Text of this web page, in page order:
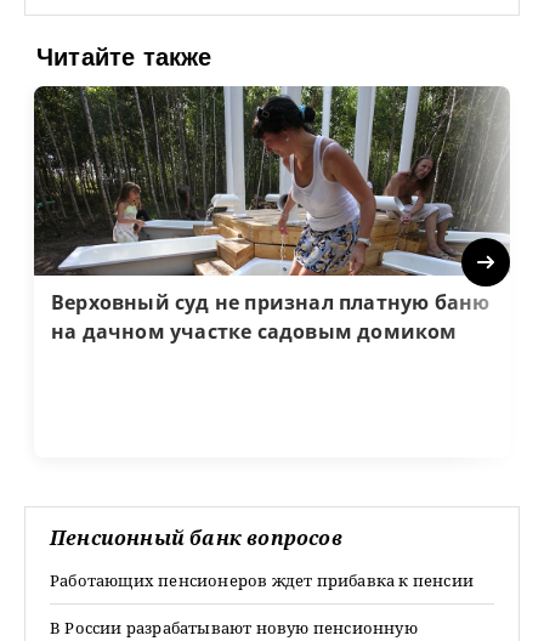
Читайте также
Верховный суд не признал платную баню
на дачном участке садовым домиком
Next
Пенсионный банк вопросов
Работающих пенсионеров ждет прибавка к пенсии
В России разрабатывают новую пенсионную